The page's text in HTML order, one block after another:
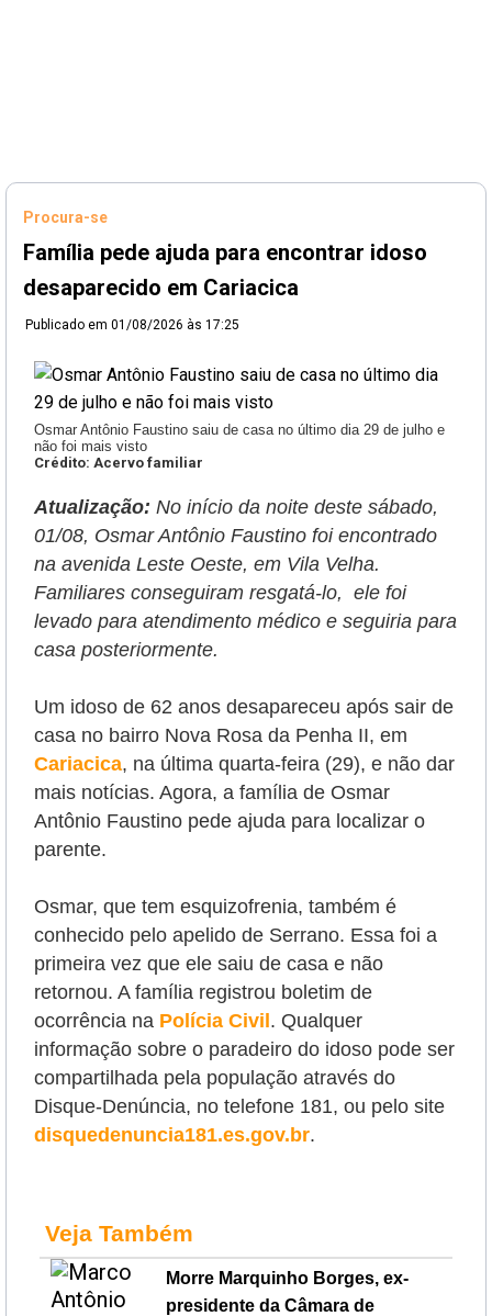
Procura-se
Família pede ajuda para encontrar idoso
desaparecido em Cariacica
Publicado em 01/08/2026 às 17:25
Osmar Antônio Faustino saiu de casa no último dia 29 de julho e
não foi mais visto
Crédito: Acervo familiar
Atualização: No início da noite deste sábado,
01/08, Osmar Antônio Faustino foi encontrado
na avenida Leste Oeste, em Vila Velha.
Familiares conseguiram resgatá-lo, ele foi
levado para atendimento médico e seguiria para
casa posteriormente.
Um idoso de 62 anos desapareceu após sair de
casa no bairro Nova Rosa da Penha II, em
Cariacica, na última quarta-feira (29), e não dar
mais notícias. Agora, a família de Osmar
Antônio Faustino pede ajuda para localizar o
parente.
Osmar, que tem esquizofrenia, também é
conhecido pelo apelido de Serrano. Essa foi a
primeira vez que ele saiu de casa e não
retornou. A família registrou boletim de
ocorrência na Polícia Civil . Qualquer
informação sobre o paradeiro do idoso pode ser
compartilhada pela população através do
Disque-Denúncia, no telefone 181, ou pelo site
disquedenuncia181.es.gov.br.
Veja Também
Morre Marquinho Borges, ex-
presidente da Câmara de